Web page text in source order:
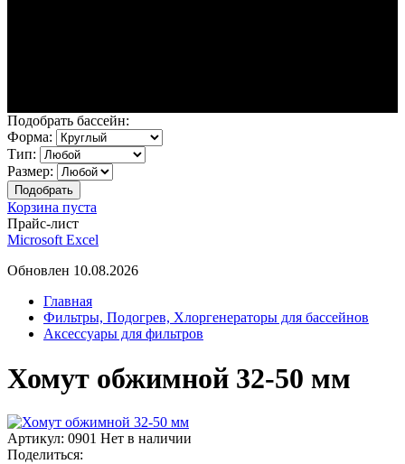
Подобрать бассейн:
Форма:
Тип:
Размер:
Корзина пуста
Прайс-лист
Microsoft Excel
Обновлен 10.08.2026
Главная
Фильтры, Подогрев, Хлоргенераторы для бассейнов
Аксессуары для фильтров
Хомут обжимной 32-50 мм
Артикул: 0901 Нет в наличии
Поделиться: